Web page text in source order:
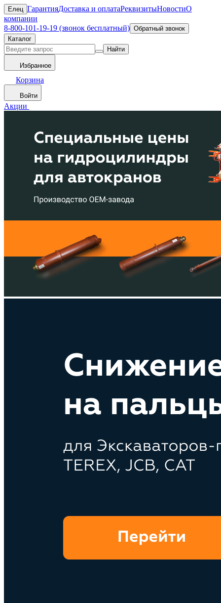
Елец ГарантияДоставка и оплатаРеквизитыНовостиО
компании
8-800-101-19-19 (звонок бесплатный) Обратный звонок
Каталог
Найти
Избранное
Корзина
Войти
Акции